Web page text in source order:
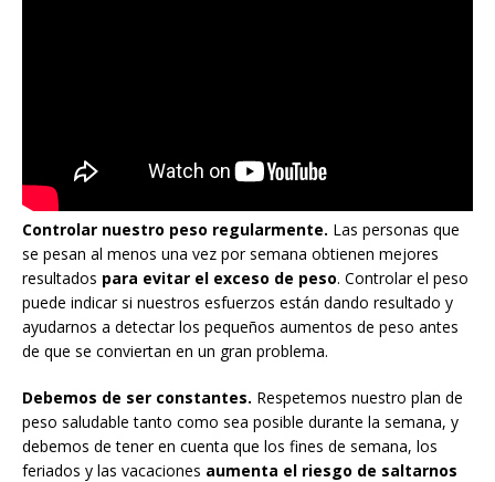
Controlar nuestro peso regularmente. Las personas que
se pesan al menos una vez por semana obtienen mejores
resultados para evitar el exceso de peso. Controlar el peso
puede indicar si nuestros esfuerzos están dando resultado y
ayudarnos a detectar los pequeños aumentos de peso antes
de que se conviertan en un gran problema.
Debemos de ser constantes. Respetemos nuestro plan de
peso saludable tanto como sea posible durante la semana, y
debemos de tener en cuenta que los fines de semana, los
feriados y las vacaciones aumenta el riesgo de saltarnos